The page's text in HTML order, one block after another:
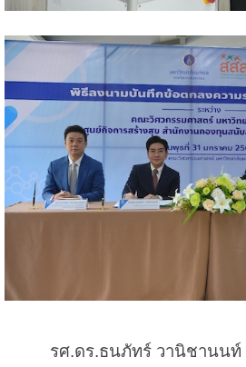
รศ.ดร.ธนภัทร์ วานิชานนท์